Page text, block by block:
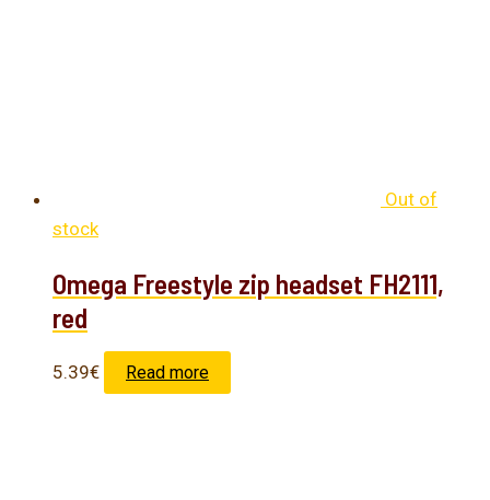
Out of
stock
Omega Freestyle zip headset FH2111,
red
5.39€ Read more